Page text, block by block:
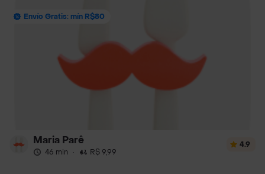
Envío Gratis: mín R$80
Maria Parê
46 min · R$ 9,99
4.9